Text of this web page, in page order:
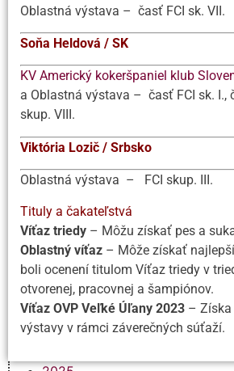
Oblastná výstava – časť FCI sk. VII.
Soňa Heldová / SK
KV Americký kokeršpaniel klub
a Oblastná výstava – časť FCI sk. I.,
skup. VIII.
Viktória Lozič / Srbsko
Oblastná výstava – FCI skup. III.
Tituly a čakateľstvá
Víťaz triedy – Môžu získať pes a
Oblastný víťaz – Môže získať
boli ocenení titulom Víťaz triedy v
otvorenej, pracovnej a šampiónov.
Víťaz OVP Veľké Úľany 2023 –
výstavy v rámci záverečných súťaží.